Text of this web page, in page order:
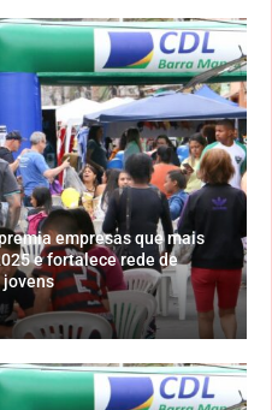
empresas que mais
e fortalece rede de
jovens